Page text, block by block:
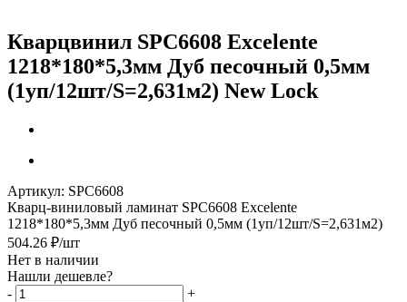
Кварцвинил SPC6608 Excelente
1218*180*5,3мм Дуб песочный 0,5мм
(1уп/12шт/S=2,631м2) New Lock
Артикул: SPC6608
Кварц-виниловый ламинат SPC6608 Excelente
1218*180*5,3мм Дуб песочный 0,5мм (1уп/12шт/S=2,631м2)
504.26 ₽/шт
Нет в наличии
Нашли дешевле?
-
+